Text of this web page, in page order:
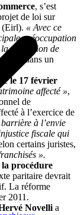
, s’est
de loi sur
(Eirl). « Avec ce
préoccupation
protection de
t-il dans un
le 17 février
affecté »,
de
à l’exercice de
à l’envie
fiscale qui
certains juristes,
».
la procédure
paritaire devrait
La réforme
2011.
Novelli a